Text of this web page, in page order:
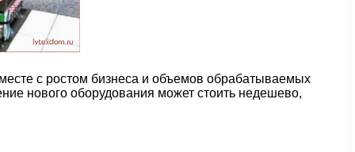
с ростом бизнеса и объемов обрабатываемых
нового оборудования может стоить недешево,